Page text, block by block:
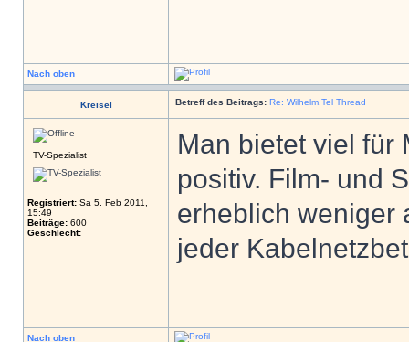
Nach oben
Kreisel Betreff des Beitrags: Re: Wilhelm.Tel Thread
TV-Spezialist
Registriert: Sa 5. Feb 2011,
15:49
Beiträge: 600
Geschlecht:
Man bietet viel für
positiv. Film- und
erheblich weniger
jeder
Nach oben